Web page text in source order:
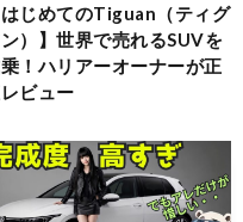
はじめてのTiguan（ティグ
）】世界で売れるSUVを
！ハリアーオーナーが正
ビュー